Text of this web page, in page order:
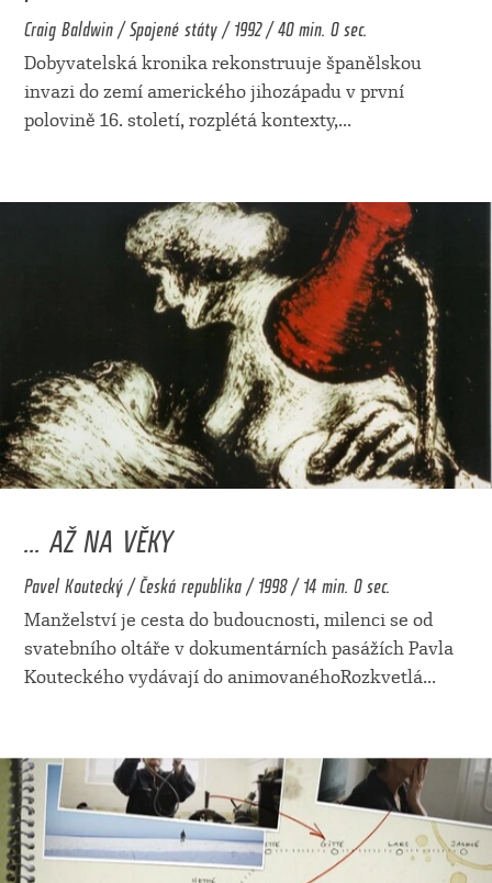
Craig Baldwin / Spojené státy / 1992 / 40 min. 0 sec.
Dobyvatelská kronika rekonstruuje španělskou
invazi do zemí amerického jihozápadu v první
polovině 16. století, rozplétá kontexty,...
... AŽ NA VĚKY
Pavel Koutecký / Česká republika / 1998 / 14 min. 0 sec.
Manželství je cesta do budoucnosti, milenci se od
svatebního oltáře v dokumentárních pasážích Pavla
Kouteckého vydávají do animovanéhoRozkvetlá...